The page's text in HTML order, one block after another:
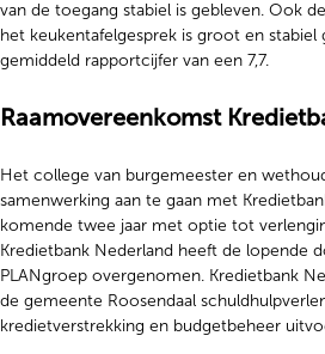
van de toegang stabiel is gebleven. Ook
het keukentafelgesprek is groot en stabiel
gemiddeld rapportcijfer van een 7,7.
Raamovereenkomst
Het college van burgemeester en
samenwerking aan te gaan met
komende twee jaar met optie tot
Kredietbank Nederland heeft de lopende
PLANgroep overgenomen. Kredietbank
de gemeente Roosendaal
kredietverstrekking en budgetbeheer